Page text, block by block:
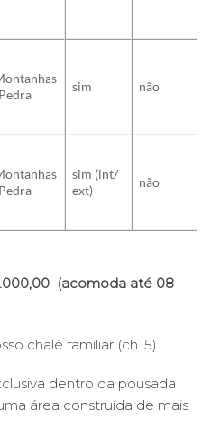
sim não
sim (int/
ext)
não
(acomoda até 08
chalé familiar (ch. 5).
dentro da pousada
área construída de mais